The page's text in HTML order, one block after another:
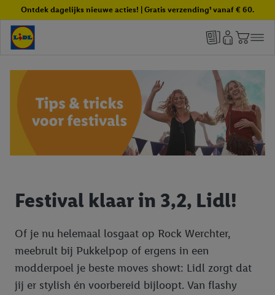
Ontdek dagelijks nieuwe acties! | Gratis verzending¹ vanaf € 60.
Festival klaar in 3,2, Lidl!
Of je nu helemaal losgaat op Rock Werchter,
meebrult bij Pukkelpop of ergens in een
modderpoel je beste moves showt: Lidl zorgt dat
jij er stylish én voorbereid bijloopt. Van flashy